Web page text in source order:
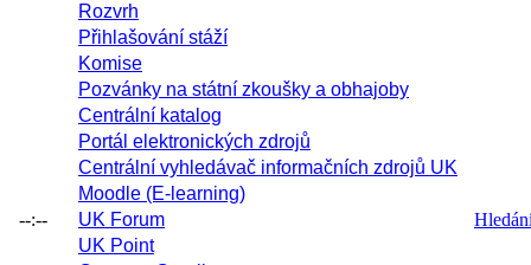
--:--
Rozvrh
Přihlašování stáží
Komise
Pozvánky na státní zkoušky a obhajoby
Centrální katalog
Portál elektronických zdrojů
Centrální vyhledávač informačních zdrojů UK
Moodle (E-learning)
UK Forum
UK Point